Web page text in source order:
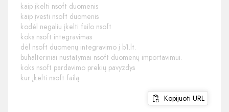
kaip įkelti nsoft duomenis
kaip įvesti nsoft duomenis
kodėl negaliu įkelti failo nsoft
koks nsoft integravimas
dėl nsoft duomenų integravimo į b1.lt.
buhalteriniai nustatymai nsoft duomenų importavimui.
koks nsoft pardavimo prekių pavyzdys
kur įkelti nsoft failą
Kopijuoti URL